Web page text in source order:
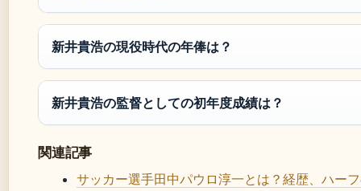
新井貴浩の現役時代の年俸は？
新井貴浩の監督としての初年度成績は？
関連記事
サッカー選手田中パウロ淳一とは？経歴、ハー